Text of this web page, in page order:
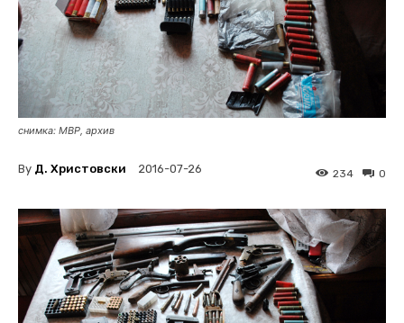
снимка: МВР, архив
By Д. Христовски 2016-07-26 0
234